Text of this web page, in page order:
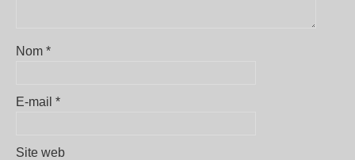
Nom *
E-mail *
Site web